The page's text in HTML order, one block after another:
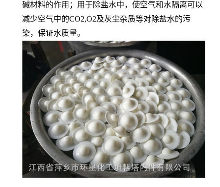
碱材料的作用；用于除盐水中，使空气和水隔离可以
减少空气中的CO2,O2及灰尘杂质等对除盐水的污
染，保证水质量。